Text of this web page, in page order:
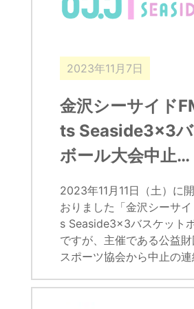
2023年11月7日
金沢シーサイド
ts Seaside3x3バ
ボール大会中止…
2023年11月11日（土）に
おりました「金沢シーサ
s Seaside3x3バスケット
ですが、主催である公益
スポーツ協会から中止の